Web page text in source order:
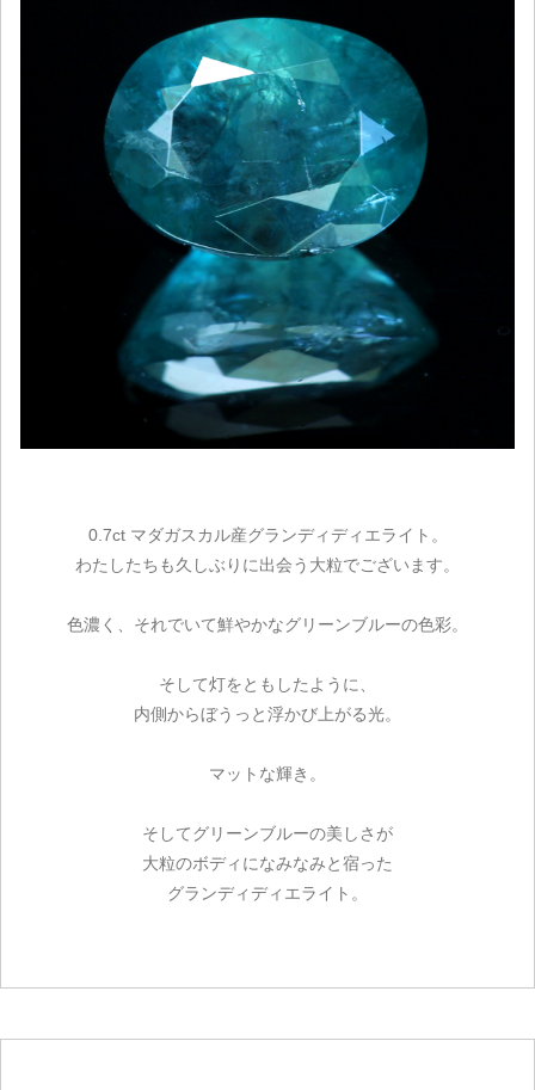
0.7ct マダガスカル産グランディディエライト。
わたしたちも久しぶりに出会う大粒でございます。
色濃く、それでいて鮮やかなグリーンブルーの色彩。
そして灯をともしたように、
内側からぼうっと浮かび上がる光。
マットな輝き。
そしてグリーンブルーの美しさが
大粒のボディになみなみと宿った
グランディディエライト。